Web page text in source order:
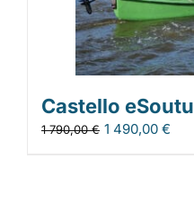
Asiakaskokemuksia
Castello eSoutu
1 790,00€ 1 490,00 €